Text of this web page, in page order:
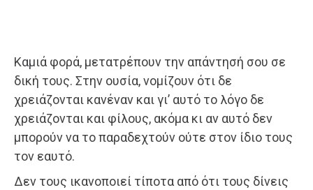
Καμιά φορά, μετατρέπουν την απάντησή σου σε
δική τους. Στην ουσία, νομίζουν ότι δε
χρειάζονται κανέναν και γι’ αυτό το λόγο δε
χρειάζονται και φίλους, ακόμα κι αν αυτό δεν
μπορούν να το παραδεχτούν ούτε στον ίδιο τους
τον εαυτό.
Δεν τους ικανοποιεί τίποτα από ότι τους δίνεις